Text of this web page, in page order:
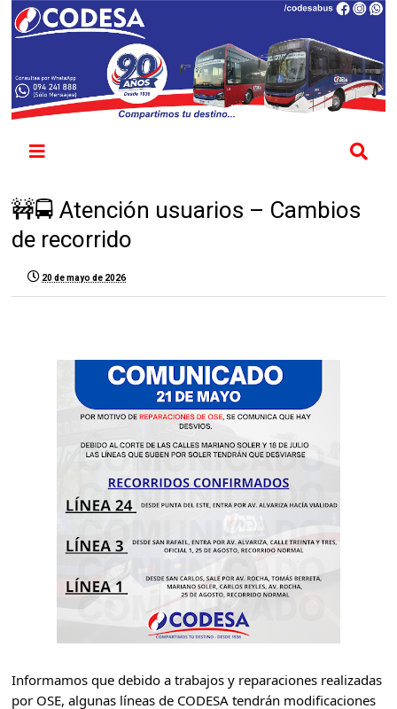
🚧🚍 Atención usuarios – Cambios
de recorrido
20 de mayo de 2026
Informamos que debido a trabajos y reparaciones realizadas
por OSE, algunas líneas de CODESA tendrán modificaciones